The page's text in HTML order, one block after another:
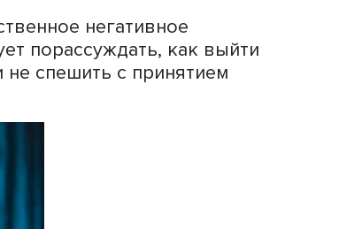
у себя, детей и
финансово грамотного
целеполагание и
локуса контроля, отказ
Самоконтроль становится
финансового поведения.